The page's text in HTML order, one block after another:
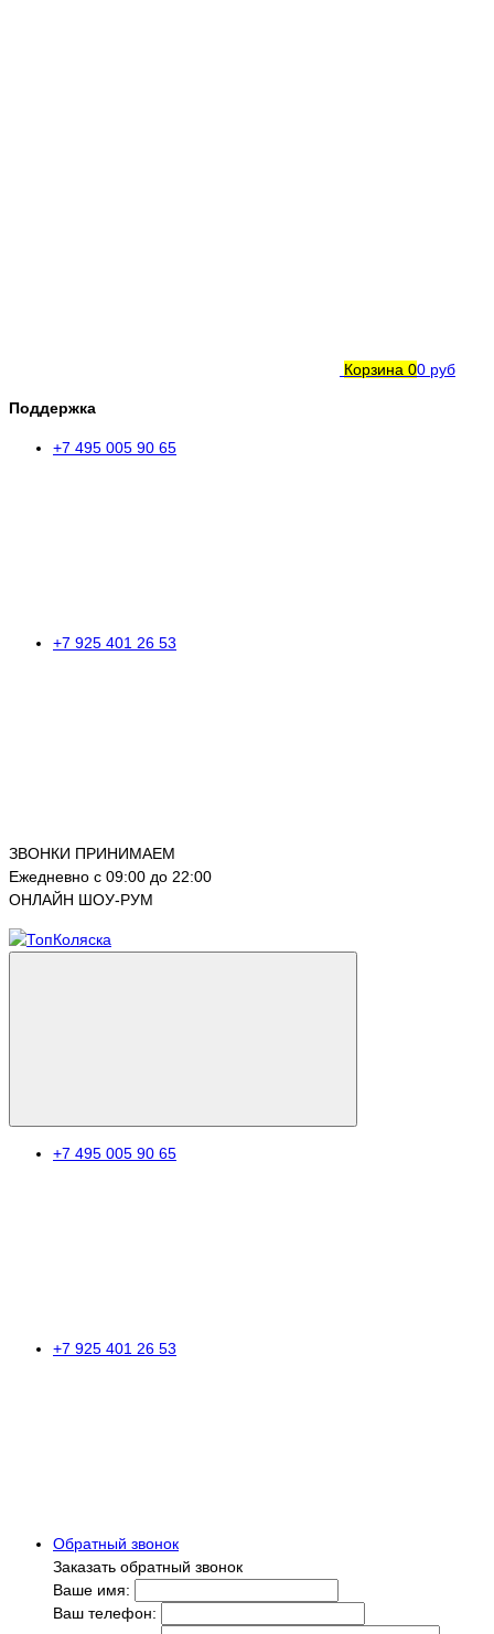
Корзина 00 руб
Поддержка
+7 495 005 90 65
+7 925 401 26 53
ЗВОНКИ ПРИНИМАЕМ
Ежедневно с 09:00 до 22:00
ОНЛАЙН ШОУ-РУМ
+7 495 005 90 65
+7 925 401 26 53
Обратный звонок
Заказать обратный звонок
Ваше имя:
Ваш телефон: